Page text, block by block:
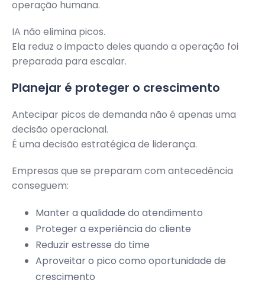
operação humana.
IA não elimina picos.
Ela reduz o impacto deles quando a operação foi
preparada para escalar.
Planejar é proteger o crescimento
Antecipar picos de demanda não é apenas uma
decisão operacional.
É uma decisão estratégica de liderança.
Empresas que se preparam com antecedência
conseguem:
Manter a qualidade do atendimento
Proteger a experiência do cliente
Reduzir estresse do time
Aproveitar o pico como oportunidade de
crescimento